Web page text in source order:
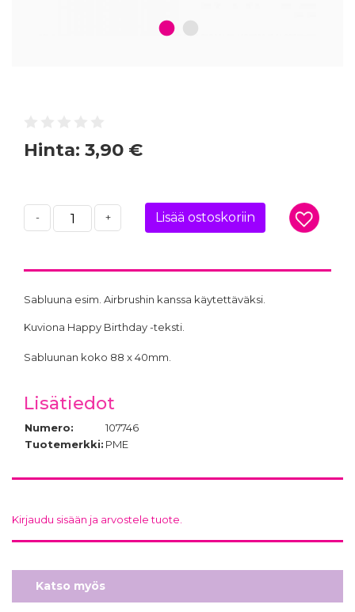
1 2
Hinta: 3,90 €
- + Lisää ostoskoriin
Sabluuna esim. Airbrushin kanssa käytettäväksi.
Kuviona Happy Birthday -teksti.
Sabluunan koko 88 x 40mm.
Lisätiedot
Numero:
107746
Tuotemerkki: PME
Kirjaudu sisään ja arvostele tuote.
Katso myös